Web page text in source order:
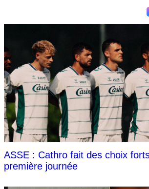
ASSE : Cathro fait des choix
première journée